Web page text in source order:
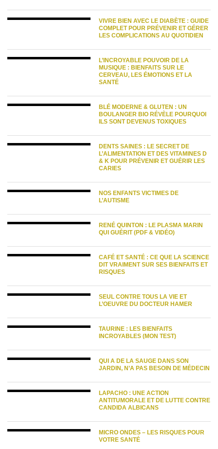
VIVRE BIEN AVEC LE DIABÈTE : GUIDE
COMPLET POUR PRÉVENIR ET GÉRER
LES COMPLICATIONS AU QUOTIDIEN
L’INCROYABLE POUVOIR DE LA
MUSIQUE : BIENFAITS SUR LE
CERVEAU, LES ÉMOTIONS ET LA
SANTÉ
BLÉ MODERNE & GLUTEN : UN
BOULANGER BIO RÉVÈLE POURQUOI
ILS SONT DEVENUS TOXIQUES
DENTS SAINES : LE SECRET DE
L’ALIMENTATION ET DES VITAMINES D
& K POUR PRÉVENIR ET GUÉRIR LES
CARIES
NOS ENFANTS VICTIMES DE
L’AUTISME
RENÉ QUINTON : LE PLASMA MARIN
QUI GUÉRIT (PDF & VIDÉO)
CAFÉ ET SANTÉ : CE QUE LA SCIENCE
DIT VRAIMENT SUR SES BIENFAITS ET
RISQUES
SEUL CONTRE TOUS LA VIE ET
L’OEUVRE DU DOCTEUR HAMER
TAURINE : LES BIENFAITS
INCROYABLES (MON TEST)
QUI A DE LA SAUGE DANS SON
JARDIN, N’A PAS BESOIN DE MÉDECIN
LAPACHO : UNE ACTION
ANTITUMORALE ET DE LUTTE CONTRE
CANDIDA ALBICANS
MICRO ONDES – LES RISQUES POUR
VOTRE SANTÉ